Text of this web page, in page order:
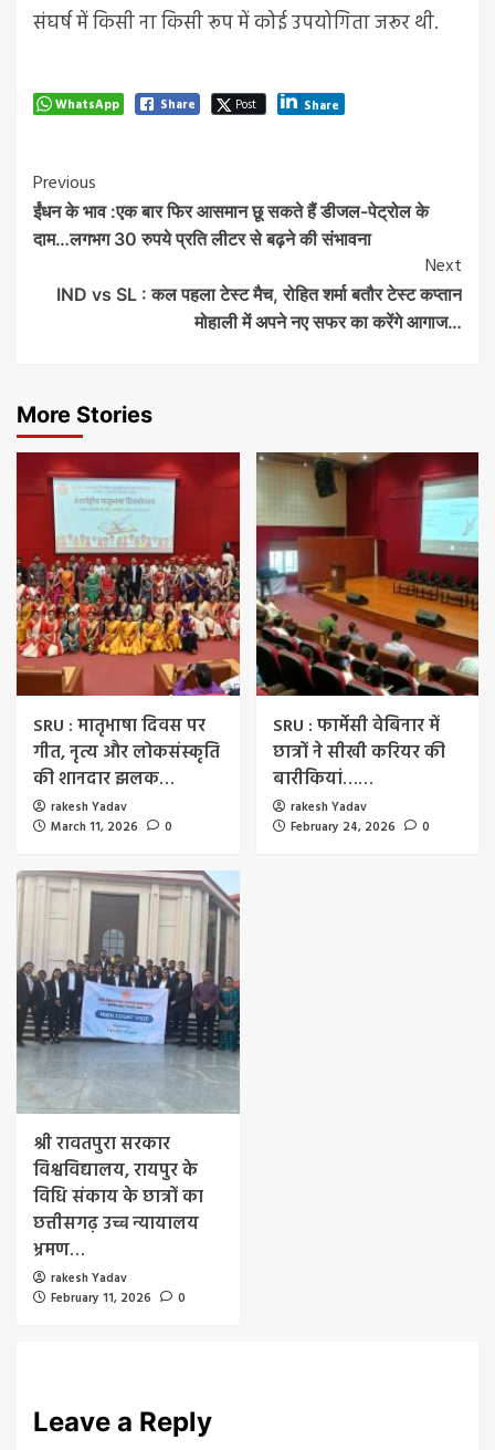
संघर्ष में किसी ना किसी रूप में कोई उपयोगिता जरूर थी.
WhatsApp Share Post Share
Post
Navigation
Previous
ईंधन के भाव :एक बार फिर आसमान छू सकते हैं डीजल-पेट्रोल के
दाम…लगभग 30 रुपये प्रति लीटर से बढ़ने की संभावना
Next
IND vs SL : कल पहला टेस्‍ट मैच, रोहित शर्मा बतौर टेस्‍ट कप्‍तान
मोहाली में अपने नए सफर का करेंगे आगाज…
More Stories
SRU : मातृभाषा दिवस पर
गीत, नृत्य और लोकसंस्कृति
की शानदार झलक…
rakesh Yadav
March 11, 2026
0
SRU : फार्मेसी वेबिनार में
छात्रों ने सीखी करियर की
बारीकियां……
rakesh Yadav
February 24, 2026
0
श्री रावतपुरा सरकार
विश्वविद्यालय, रायपुर के
विधि संकाय के छात्रों का
छत्तीसगढ़ उच्च न्यायालय
भ्रमण…
rakesh Yadav
February 11, 2026
0
Leave a Reply